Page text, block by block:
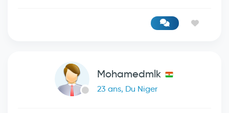
Mohamedmlk
23 ans, Du Niger